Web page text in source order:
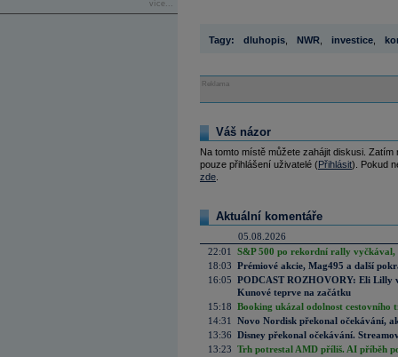
více...
Tagy: dluhopis NWR investice
Reklama
Váš názor
Na tomto místě můžete zahájit diskusi.
pouze přihlášení uživatelé (Přihlásit). Pokud
zde
Aktuální komentáře
05.08.2026
22:01
S&P 500 po rekordní rally vyčkával,
18:03 Prémiové akcie, Mag495 a další
16:05 PODCAST ROZHOVORY: Eli Lilly
Kunové teprve na začátku
15:18 Booking ukázal odolnost cestovního
14:31
Novo Nordisk překonal očekávání,
13:36 Disney překonal očekávání.
13:23 Trh potrestal AMD příliš. AI příběh